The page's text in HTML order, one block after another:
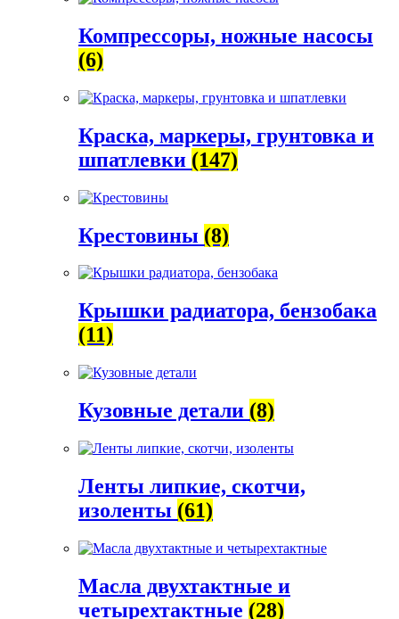
Компрессоры, ножные насосы
(6)
Краска, маркеры, грунтовка и
шпатлевки (147)
Крестовины (8)
Крышки радиатора, бензобака
(11)
Кузовные детали (8)
Ленты липкие, скотчи,
изоленты (61)
Масла двухтактные и
четырехтактные (28)